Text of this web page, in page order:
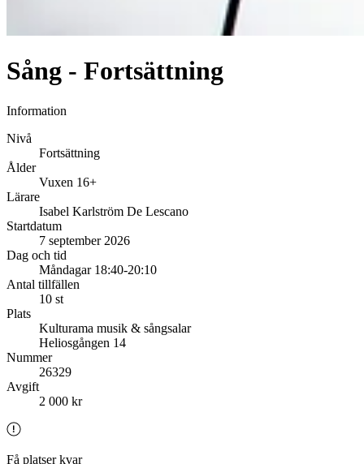
Sång - Fortsättning
Information
Nivå
Fortsättning
Ålder
Vuxen 16+
Lärare
Isabel Karlström De Lescano
Startdatum
7 september 2026
Dag och tid
Måndagar 18:40-20:10
Antal tillfällen
10 st
Plats
Kulturama musik & sångsalar
Heliosgången 14
Nummer
26329
Avgift
2 000 kr
Få platser kvar